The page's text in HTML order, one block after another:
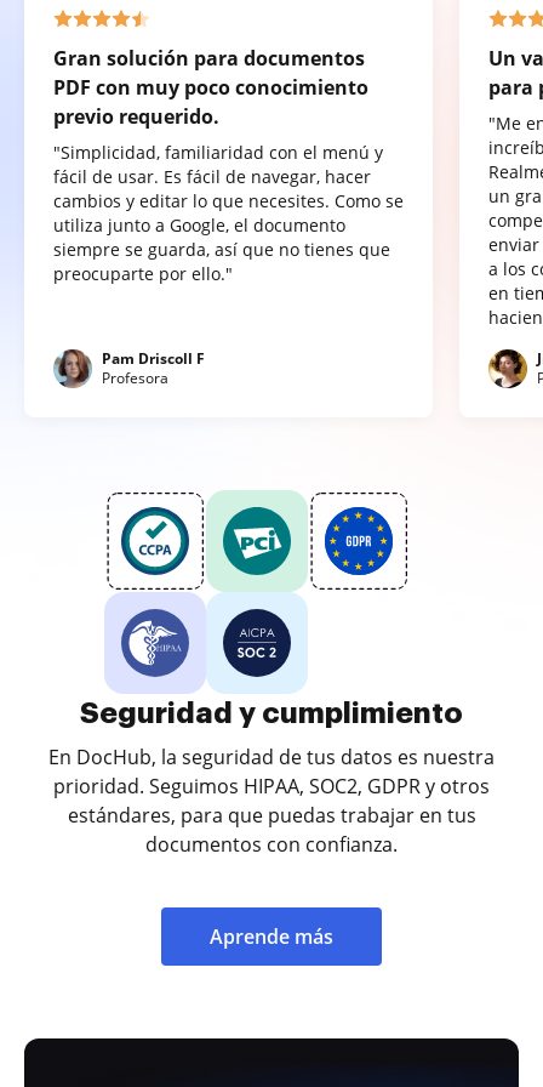
Gran solución para documentos
PDF con muy poco conocimiento
previo requerido.
"Simplicidad, familiaridad con el menú y
fácil de usar. Es fácil de navegar, hacer
cambios y editar lo que necesites. Como se
utiliza junto a Google, el documento
siempre se guarda, así que no tienes que
preocuparte por ello."
Pam Driscoll F
Profesora
Un
para
"Me
un
a los
en
Seguridad y cumplimiento
En DocHub, la seguridad de tus datos es nuestra
prioridad. Seguimos HIPAA, SOC2, GDPR y otros
estándares, para que puedas trabajar en tus
documentos con confianza.
Aprende más